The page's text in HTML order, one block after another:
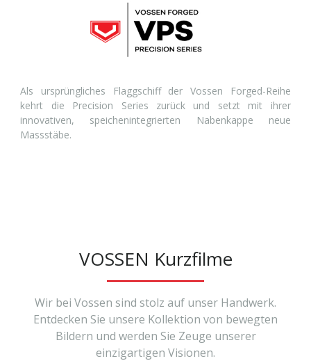
Als ursprüngliches Flaggschiff der Vossen Forged-Reihe
kehrt die Precision Series zurück und setzt mit ihrer
innovativen, speichenintegrierten Nabenkappe neue
Massstäbe.
VOSSEN Kurzfilme
Wir bei Vossen sind stolz auf unser Handwerk.
Entdecken Sie unsere Kollektion von bewegten
Bildern und werden Sie Zeuge unserer
einzigartigen Visionen.